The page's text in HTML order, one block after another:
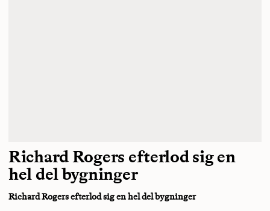
Richard Rogers efterlod sig en
hel del bygninger
Richard Rogers efterlod sig en hel del bygninger